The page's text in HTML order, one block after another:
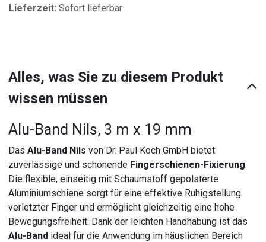
Lieferzeit: Sofort lieferbar
Alles, was Sie zu diesem Produkt
wissen müssen
Alu-Band Nils, 3 m x 19 mm
DasAlu-Band Nils von Dr. Paul Koch GmbH bietet
zuverlässige und schonende Fingerschienen-Fixierung.
Die flexible, einseitig mit Schaumstoff gepolsterte
Aluminiumschiene sorgt für eine effektive Ruhigstellung
verletzter Finger und ermöglicht gleichzeitig eine hohe
Bewegungsfreiheit. Dank der leichten Handhabung ist das
Alu-Band ideal für die Anwendung im häuslichen Bereich